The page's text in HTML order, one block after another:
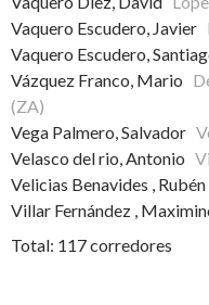
Vaquero Escudero, Javier
Vaquero Escudero,
Vázquez Franco, Mario
(ZA)
Vega Palmero, Salvador
Velasco del rio, Antonio
Velicias Benavides , Rubén
Villar Fernández ,
Total: 117 corredores